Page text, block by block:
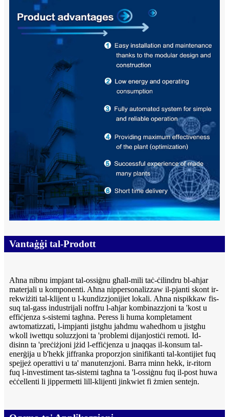
Vantaġġi tal-Prodott
Aħna nibnu impjant tal-ossiġnu għall-mili taċ-ċilindru bl-aħjar
materjali u komponenti. Aħna nippersonalizzaw il-pjanti skont ir-
rekwiżiti tal-klijent u l-kundizzjonijiet lokali. Aħna nispikkaw fis-
suq tal-gass industrijali noffru l-aħjar kombinazzjoni ta 'kost u
effiċjenza s-sistemi tagħna. Peress li huma kompletament
awtomatizzati, l-impjanti jistgħu jaħdmu waħedhom u jistgħu
wkoll iwettqu soluzzjoni ta 'problemi dijanjostiċi remoti. Id-
disinn ta 'preċiżjoni jżid l-effiċjenza u jnaqqas il-konsum tal-
enerġija u b'hekk jiffranka proporzjon sinifikanti tal-kontijiet fuq
spejjeż operattivi u ta' manutenzjoni. Barra minn hekk, ir-ritorn
fuq l-investiment tas-sistemi tagħna ta 'l-ossiġnu fuq il-post huwa
eċċellenti li jippermetti lill-klijenti jinkwiet fi żmien sentejn.